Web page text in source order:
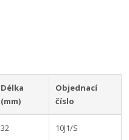
Délka
(mm)
Objednací
číslo
32 10J1/S